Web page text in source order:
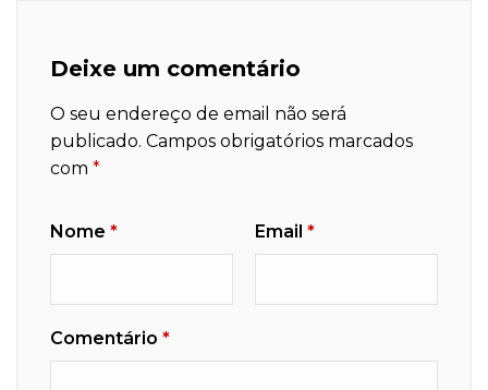
Deixe um comentário
O seu endereço de email não será
publicado. Campos obrigatórios marcados
com *
Nome * Email *
Comentário *